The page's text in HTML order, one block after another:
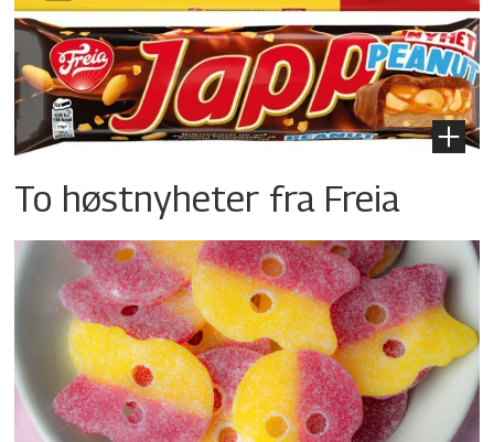
To høstnyheter fra Freia